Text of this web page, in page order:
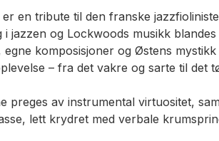
er en tribute til den franske
i jazzen og Lockwoods musikk
egne komposisjoner og Østens
– fra det vakre og sarte til det
preges av instrumental virtuositet,
lett krydret med verbale